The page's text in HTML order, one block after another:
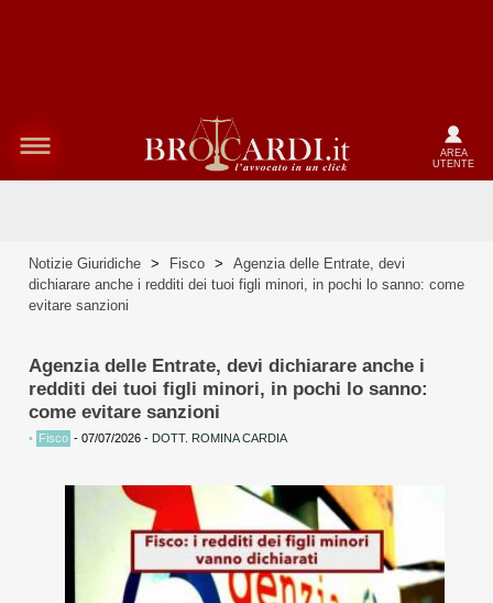
AREA
UTENTE
Notizie Giuridiche > Fisco >
Agenzia delle Entrate, devi
dichiarare anche i redditi dei tuoi figli minori, in pochi lo sanno: come
evitare sanzioni
Agenzia delle Entrate, devi dichiarare anche i
redditi dei tuoi figli minori, in pochi lo sanno:
come evitare sanzioni
• Fisco - 07/07/2026 - DOTT. ROMINA CARDIA